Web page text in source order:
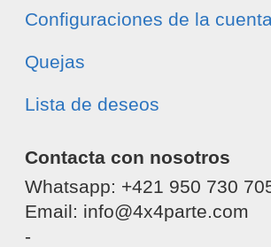
Configuraciones de la
Quejas
Lista de deseos
Contacta con nosotros
Whatsapp: +421 950 730
Email: info@4x4parte.com
-